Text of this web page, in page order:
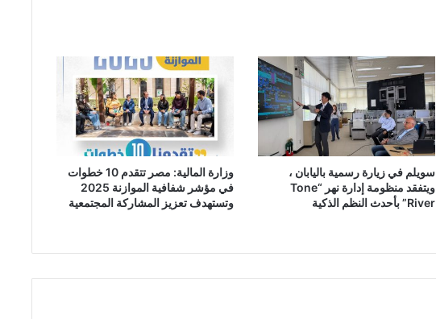
سويلم في زيارة رسمية باليابان ،
ويتفقد منظومة إدارة نهر “Tone
River” بأحدث النظم الذكية
وزارة المالية: مصر تتقدم 10 خطوات
في مؤشر شفافية الموازنة 2025
وتستهدف تعزيز المشاركة المجتمعية